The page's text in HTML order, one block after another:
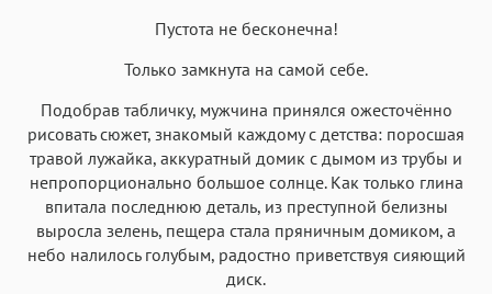
Пустота не бесконечна!
Только замкнута на самой себе.
Подобрав табличку, мужчина принялся ожесточённо
рисовать сюжет, знакомый каждому с детства: поросшая
травой лужайка, аккуратный домик с дымом из трубы и
непропорционально большое солнце. Как только глина
впитала последнюю деталь, из преступной белизны
выросла зелень, пещера стала пряничным домиком, а
небо налилось голубым, радостно приветствуя сияющий
диск.